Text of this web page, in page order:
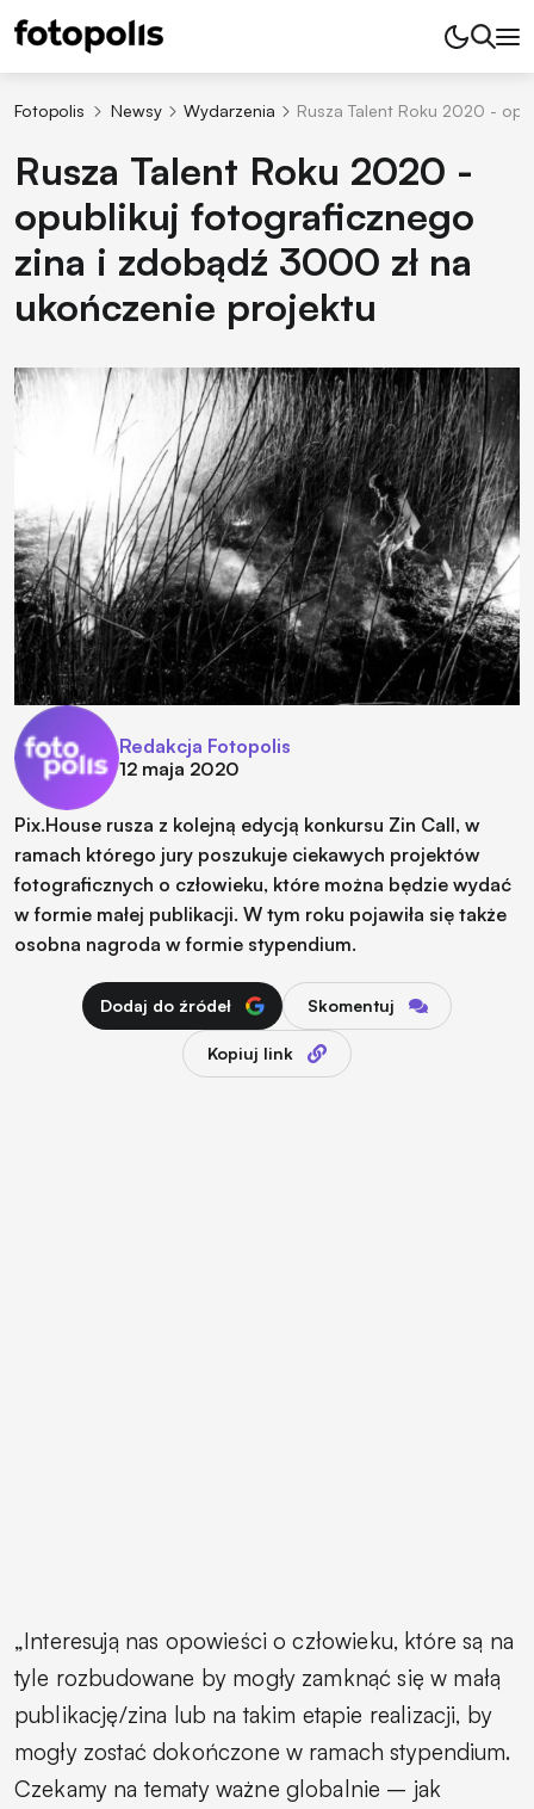
Fotopolis Newsy Wydarzenia Rusza Talent Roku 2020 -
Rusza Talent Roku 2020 -
opublikuj fotograficznego
zina i zdobądź 3000 zł na
ukończenie projektu
Redakcja Fotopolis
12 maja 2020
Pix.House rusza z kolejną edycją konkursu Zin Call, w
ramach którego jury poszukuje ciekawych projektów
fotograficznych o człowieku, które można będzie wydać
w formie małej publikacji. W tym roku pojawiła się także
osobna nagroda w formie stypendium.
Dodaj do źródeł Skomentuj
Kopiuj link
„Interesują nas opowieści o człowieku, które są na
tyle rozbudowane by mogły zamknąć się w małą
publikację/zina lub na takim etapie realizacji, by
mogły zostać dokończone w ramach stypendium.
Czekamy na tematy ważne globalnie – jak